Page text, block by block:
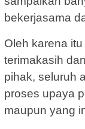
bekerjasama
Oleh karena
terimakasih
pihak, seluruh
proses upaya
maupun yang